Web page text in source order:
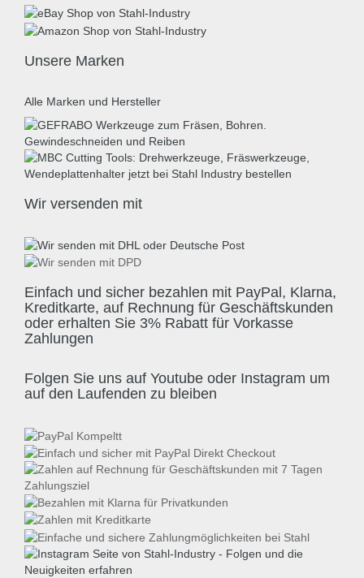
Unsere Marken
Alle Marken und Hersteller
Wir versenden mit
Einfach und sicher bezahlen mit PayPal, Klarna,
Kreditkarte, auf Rechnung für Geschäftskunden
oder erhalten Sie 3% Rabatt für Vorkasse
Zahlungen
Folgen Sie uns auf Youtube oder Instagram um
auf den Laufenden zu bleiben